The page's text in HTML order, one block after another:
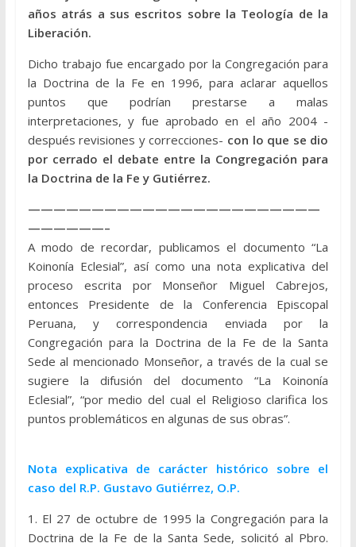
años atrás a sus escritos sobre la Teología de la
Liberación.
Dicho trabajo fue encargado por la Congregación para
la Doctrina de la Fe en 1996, para aclarar aquellos
puntos que podrían prestarse a malas
interpretaciones, y fue aprobado en el año 2004 -
después revisiones y correcciones- con lo que se dio
por cerrado el debate entre la Congregación para
la Doctrina de la Fe y Gutiérrez.
———————————————————————
——————–
A modo de recordar, publicamos el documento “La
Koinonía Eclesial”, así como una nota explicativa del
proceso escrita por Monseñor Miguel Cabrejos,
entonces Presidente de la Conferencia Episcopal
Peruana, y correspondencia enviada por la
Congregación para la Doctrina de la Fe de la Santa
Sede al mencionado Monseñor, a través de la cual se
sugiere la difusión del documento “La Koinonía
Eclesial”, “por medio del cual el Religioso clarifica los
puntos problemáticos en algunas de sus obras”.
Nota explicativa de carácter histórico sobre el
caso del R.P. Gustavo Gutiérrez, O.P.
1. El 27 de octubre de 1995 la Congregación para la
Doctrina de la Fe de la Santa Sede, solicitó al Pbro.